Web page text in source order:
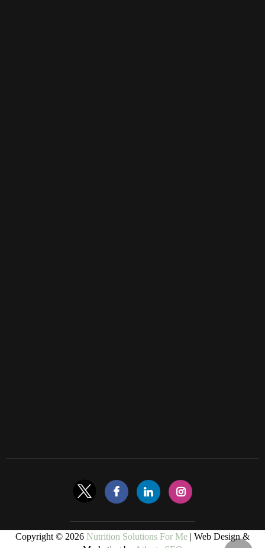
Copyright © 2026 Nutrition Solutions For Me | Web Design &